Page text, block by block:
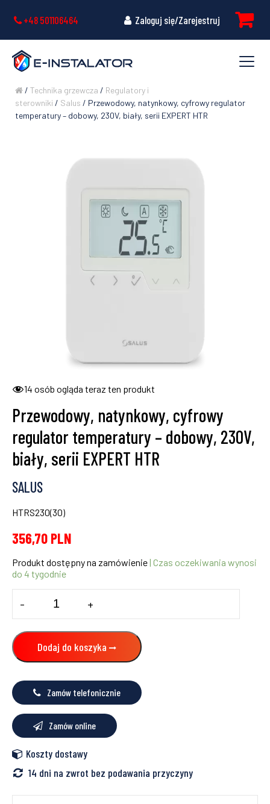
+48 501106464 Zaloguj się/Zarejestruj
/ Technika grzewcza / Regulatory i
sterowniki / Salus / Przewodowy, natynkowy, cyfrowy regulator
temperatury – dobowy, 230V, biały, serii EXPERT HTR
14 osób ogląda teraz ten produkt
Przewodowy, natynkowy, cyfrowy
regulator temperatury – dobowy, 230V,
biały, serii EXPERT HTR
SALUS
HTRS230(30)
356,70 PLN
Produkt dostępny na zamówienie| Czas oczekiwania wynosi
do 4 tygodnie
Przewodowy,
natynkowy,
cyfrowy
regulator
temperatury
230V,
biały,
EXPERT
HTR
- +
Dodaj do koszyka
Zamów telefonicznie
Zamów online
Koszty dostawy
14 dni na zwrot bez podawania przyczyny